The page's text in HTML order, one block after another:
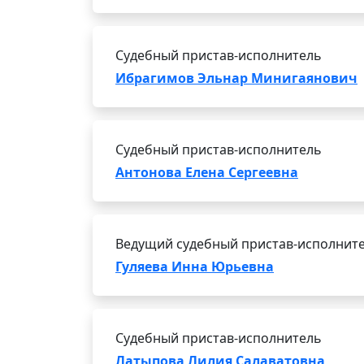
Судебный пристав-исполнитель
Ибрагимов Эльнар Минигаянович
Судебный пристав-исполнитель
Антонова Елена Сергеевна
Ведущий судебный пристав-
Гуляева Инна Юрьевна
Судебный пристав-исполнитель